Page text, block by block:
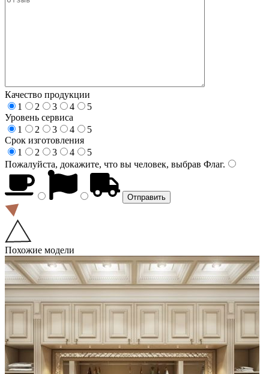
Качество продукции
1
2 3 4
5
Уровень сервиса
1
2 3 4
5
Срок изготовления
1
2 3 4
5
Пожалуйста, докажите, что вы человек, выбрав Флаг.
Похожие модели